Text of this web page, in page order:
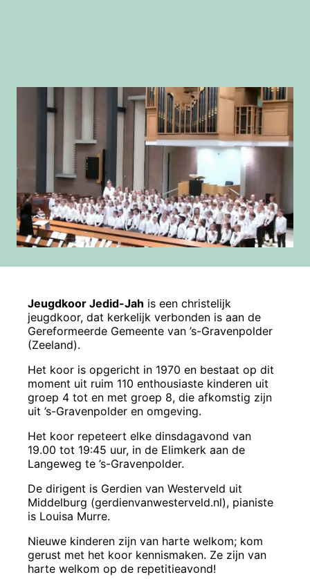
Jeugdkoor Jedid-Jah is een christelijk
jeugdkoor, dat kerkelijk verbonden is aan de
Gereformeerde Gemeente van ’s-Gravenpolder
(Zeeland).
Het koor is opgericht in 1970 en bestaat op dit
moment uit ruim 110 enthousiaste kinderen uit
groep 4 tot en met groep 8, die afkomstig zijn
uit ’s-Gravenpolder en omgeving.
Het koor repeteert elke dinsdagavond van
19.00 tot 19:45 uur, in de Elimkerk aan de
Langeweg te ’s-Gravenpolder.
De dirigent is Gerdien van Westerveld uit
Middelburg (gerdienvanwesterveld.nl), pianiste
is Louisa Murre.
Nieuwe kinderen zijn van harte welkom; kom
gerust met het koor kennismaken. Ze zijn van
harte welkom op de repetitieavond!